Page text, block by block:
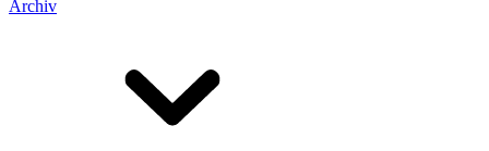
Archiv